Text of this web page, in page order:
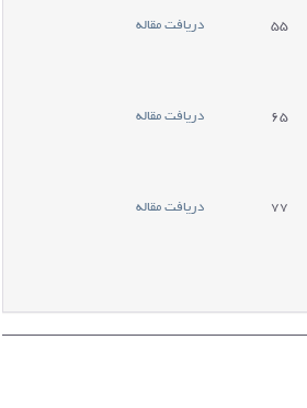
55 دریافت مقاله
65
دریافت مقاله
77 دریافت مقاله